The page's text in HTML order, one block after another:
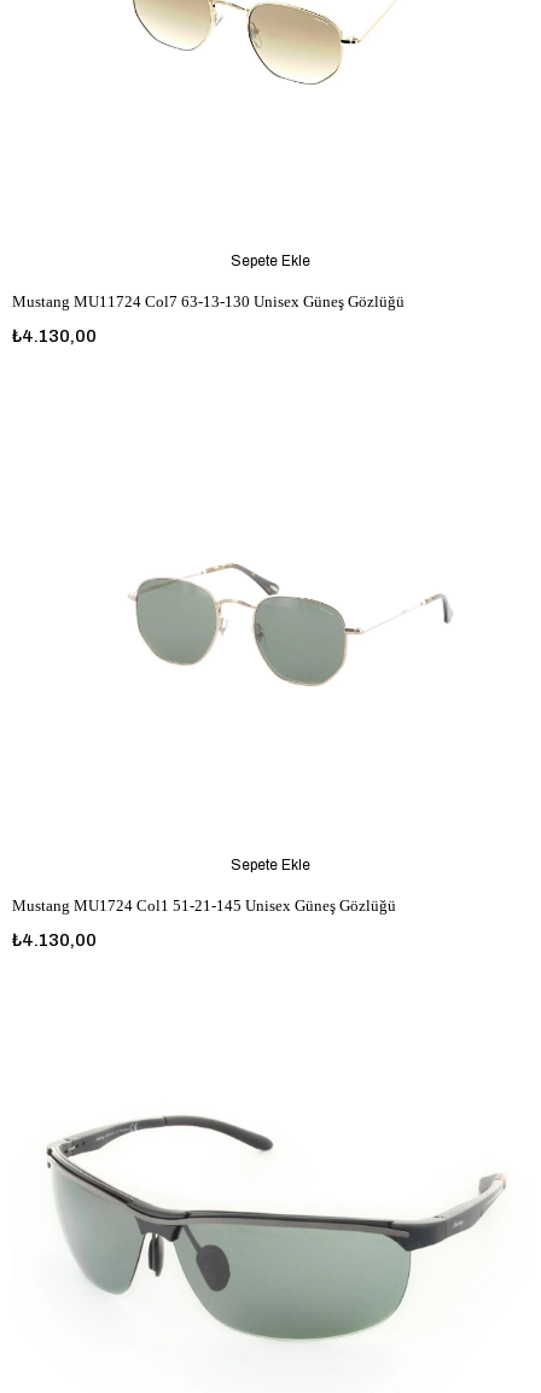
Mustang MU11724 Col7 63-13-130 Unisex Güneş Gözlüğü
₺4.130,00
Sepete Ekle
Mustang MU1724 Col1 51-21-145 Unisex Güneş Gözlüğü
₺4.130,00
Sepete Ekle